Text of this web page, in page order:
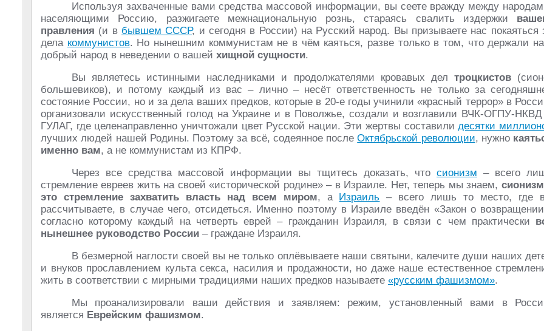
Используя захваченные вами средства массовой информации, вы сеете вражду между
населяющими Россию, разжигаете межнациональную рознь, стараясь свалить издержки
правления (и в бывшем СССР, и сегодня в России) на Русский народ. Вы призываете нас покаяться
дела коммунистов. Но нынешним коммунистам не в чём каяться, разве только в том, что держали
добрый народ в неведении о вашей хищной сущности.
Вы являетесь истинными наследниками и продолжателями кровавых дел троцкистов
большевиков), и потому каждый из вас – лично – несёт ответственность не только за
состояние России, но и за дела ваших предков, которые в 20-е годы учинили «красный террор» в
организовали искусственный голод на Украине и в Поволжье, создали и возглавили ВЧК-ОГПУ-
ГУЛАГ, где целенаправленно уничтожали цвет Русской нации. Эти жертвы составилидесятки
лучших людей нашей Родины. Поэтому за всё, содеянное послеОктябрьской революции, нужно
именно вам, а не коммунистам из КПРФ.
Через все средства массовой информации вы тщитесь доказать, что сионизм – всего
стремление евреев жить на своей «исторической родине» – в Израиле. Нет, теперь мы знаем,
это стремление захватить власть над всем миром, а Израиль – всего лишь то место, где
рассчитываете, в случае чего, отсидеться. Именно поэтому в Израиле введён «Закон о
согласно которому каждый на четверть еврей – гражданин Израиля, в связи с чем практически
нынешнее руководство России – граждане Израиля.
В безмерной наглости своей вы не только оплёвываете наши святыни, калечите души наших
и внуков прославлением культа секса, насилия и продажности, но даже наше естественное
жить в соответствии с мирными традициями наших предков называете «русским фашизмом».
Мы проанализировали ваши действия и заявляем: режим, установленный вами в
является Еврейским фашизмом.